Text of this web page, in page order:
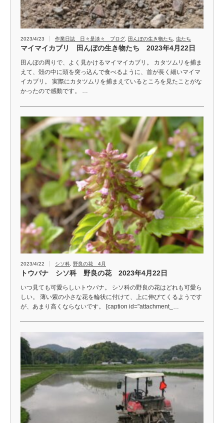
2023/4/23 作業日誌 日々是淡々 ブログ 田んぼの生き物たち 虫たち
マイマイカブリ 田んぼの生き物たち 2023年4月22日
田んぼの周りで、よく見かけるマイマイカブリ。 カタツムリを捕ま
えて、殻の中に頭を突っ込んで食べるように、首が長く細いマイマ
イカブリ。 実際にカタツムリを捕まえているところを見たことがな
かったので感動です。 …
2023/4/22 シソ科 野良の花 4月
トウバナ シソ科 野良の花 2023年4月22日
いつ見ても可愛らしいトウバナ。 シソ科の野良の花はどれも可愛ら
しい。 薄い紫の小さな花を輪状に付けて、上に伸びてくるようです
が、あまり高くならないです。 [caption id="attachment_…